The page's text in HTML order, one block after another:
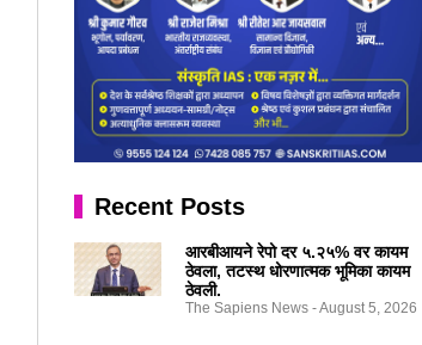
Recent Posts
आरबीआयने रेपो दर ५.२५% वर कायम
ठेवला, तटस्थ धोरणात्मक भूमिका कायम
ठेवली.
The Sapiens News August 5, 2026